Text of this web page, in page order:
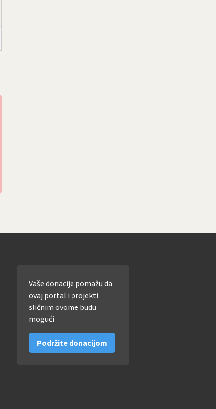
Vaše donacije pomažu da
ovaj portal i projekti
sličnim ovome budu
mogući
Podržite donacijom